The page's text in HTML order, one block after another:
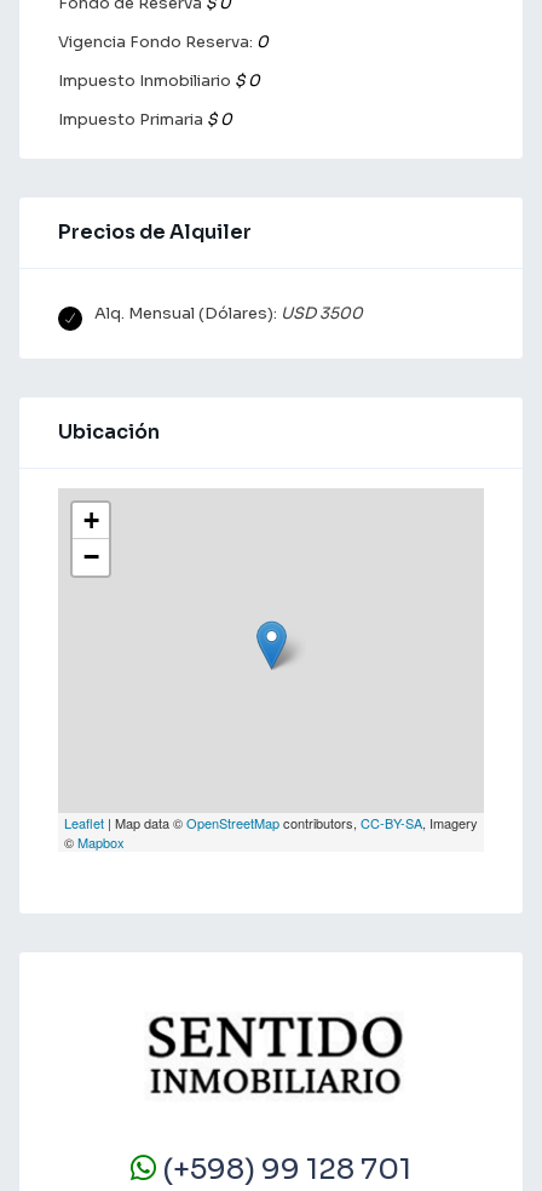
Vigencia Fondo Reserva: 0
Impuesto Inmobiliario $ 0
Impuesto Primaria $ 0
Precios de Alquiler
Alq. Mensual (Dólares): USD 3500
Ubicación
+
−
Leaflet | Map data ©OpenStreetMapcontributors, CC-BY-SA, Imagery
©Mapbox
(+598) 99 128 701